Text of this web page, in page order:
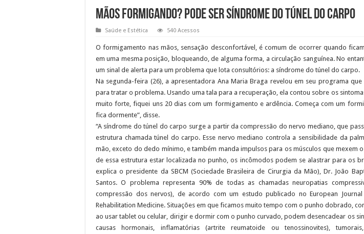
Mãos formigando? Pode ser síndrome do túnel do carpo
Saúde e Estética 540 Acessos
O formigamento nas mãos, sensação desconfortável, é comum de ocorrer quando
em uma mesma posição, bloqueando, de alguma forma, a circulação sanguínea. No
um sinal de alerta para um problema que lota consultórios: a síndrome do túnel do carpo.
Na segunda-feira (26), a apresentadora Ana Maria Braga revelou em seu programa
para tratar o problema. Usando uma tala para a recuperação, ela contou sobre os
muito forte, fiquei uns 20 dias com um formigamento e ardência. Começa com um
fica dormente”, disse.
“A síndrome do túnel do carpo surge a partir da compressão do nervo mediano, que
estrutura chamada túnel do carpo. Esse nervo mediano controla a sensibilidade da
mão, exceto do dedo mínimo, e também manda impulsos para os músculos que mexem
de essa estrutura estar localizada no punho, os incômodos podem se alastrar para os
explica o presidente da SBCM (Sociedade Brasileira de Cirurgia da Mão), Dr. João
Santos. O problema representa 90% de todas as chamadas neuropatias
compressão dos nervos), de acordo com um estudo publicado no European Journal
Rehabilitation Medicine. Situações em que ficamos muito tempo com o punho dobrado,
ao usar tablet ou celular, dirigir e dormir com o punho curvado, podem desencadear os
causas hormonais, inflamatórias (artrite reumatoide ou tenossinovites),